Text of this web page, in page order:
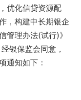
优化信贷资源配
，构建中长期银企
管理办法(试行)》
银保监会同意，
通知如下：